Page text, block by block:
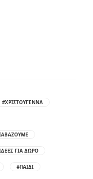
#ΧΡΙΣΤΟΎΓΕΝΝΑ
ΓΙΑ ΔΏΡΟ
#ΠΑΙΔΊ